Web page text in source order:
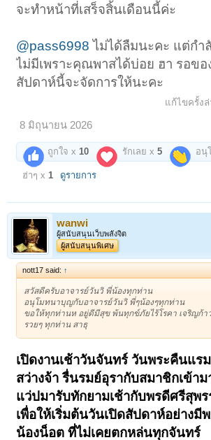
จะทำหน้าที่เสร็จสิ้นเดือนนี้ค่ะ
@pass6998 ไม่ได้ลืมนะคะ แต่กำ
ไม่มีเพราะคุณพาสได้บ่อย ฮา รอขอ
สัปดาห์นี้จะจัดการให้นะคะ
แก้ไขครั้ง
8 มิถุนายน 2026
ถูกใจ x10 รักเลย x5 อนุ
ฮ่าๆ x1 ดูรายการ
wanwi
ผู้สนับสนุนเว็บพลังจิต
ผู้สนับสนุนพิเศษ
nott17 said: ↑
สวัสดีครับอาจารย์วันวิ พี่น้องทุกท่าน
อนุโมทนาบุญกับอาจารย์วันวิ พี่ๆน้องๆทุกท่าน
ขอให้ทุกท่านห อยู่ดีมีสุข พ้นทุกข์ภัยไร้โรคา เจริญก้า
รวยๆ ทุกท่าน สาธุ
เปิดงานเช้าวันจันทร์ วันพระคืนแร
สว่างจ้า รื่นรมย์อุรากับสมาชิกเข้า
แว่ปมารับทักยามเช้ากับพรดีศรีสุพ
เพื่อให้เริ่มต้นวันเปิดสัปดาห์อย่าง
น้องน็อต ที่ไม่เคยตกหล่นทุกจันทร์